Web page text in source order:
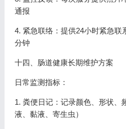
通报
4. 紧急联络：提供24小时紧急联
分钟
十四、肠道健康长期维护方案
日常监测指标：
1. 粪便日记：记录颜色、形状、
液、黏液、寄生虫）